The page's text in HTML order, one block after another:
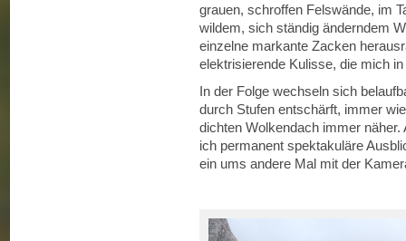
grauen, schroffen Felswände, im
wildem, sich ständig änderndem
einzelne markante Zacken
elektrisierende Kulisse, die mich
In der Folge wechseln sich
durch Stufen entschärft, immer
dichten Wolkendach immer
ich permanent spektakuläre
ein ums andere Mal mit der